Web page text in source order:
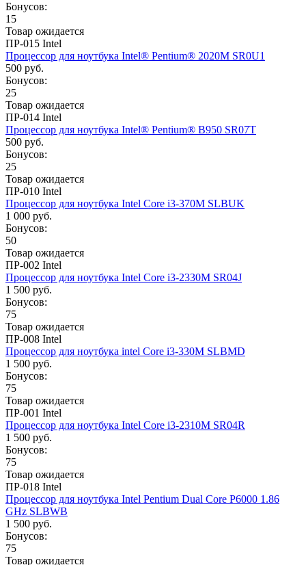
Бонусов:
15
Товар ожидается
ПР-015 Intel
Процессор для ноутбука Intel® Pentium® 2020M SR0U1
500 руб.
Бонусов:
25
Товар ожидается
ПР-014 Intel
Процессор для ноутбука Intel® Pentium® B950 SR07T
500 руб.
Бонусов:
25
Товар ожидается
ПР-010 Intel
Процессор для ноутбука Intel Core i3-370M SLBUK
1 000 руб.
Бонусов:
50
Товар ожидается
ПР-002 Intel
Процессор для ноутбука Intel Core i3-2330M SR04J
1 500 руб.
Бонусов:
75
Товар ожидается
ПР-008 Intel
Процессор для ноутбука intel Core i3-330M SLBMD
1 500 руб.
Бонусов:
75
Товар ожидается
ПР-001 Intel
Процессор для ноутбука Intel Core i3-2310M SR04R
1 500 руб.
Бонусов:
75
Товар ожидается
ПР-018 Intel
Процессор для ноутбука Intel Pentium Dual Core P6000 1.86
GHz SLBWB
1 500 руб.
Бонусов:
75
Товар ожидается